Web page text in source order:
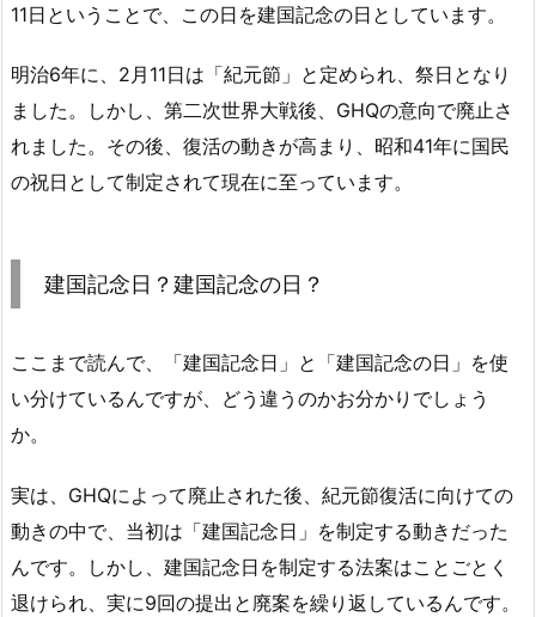
11日ということで、この日を建国記念の日としています。
明治6年に、2月11日は「紀元節」と定められ、祭日となり
ました。しかし、第二次世界大戦後、GHQの意向で廃止さ
れました。その後、復活の動きが高まり、昭和41年に国民
の祝日として制定されて現在に至っています。
建国記念日？建国記念の日？
ここまで読んで、「建国記念日」と「建国記念の日」を使
い分けているんですが、どう違うのかお分かりでしょう
か。
実は、GHQによって廃止された後、紀元節復活に向けての
動きの中で、当初は「建国記念日」を制定する動きだった
んです。しかし、建国記念日を制定する法案はことごとく
退けられ、実に9回の提出と廃案を繰り返しているんです。